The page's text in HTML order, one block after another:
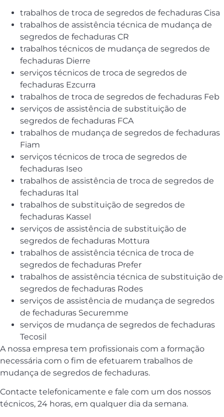
trabalhos de troca de segredos de fechaduras Cisa
trabalhos de assistência técnica de mudança de
segredos de fechaduras CR
trabalhos técnicos de mudança de segredos de
fechaduras Dierre
serviços técnicos de troca de segredos de
fechaduras Ezcurra
trabalhos de troca de segredos de fechaduras Feb
serviços de assistência de substituição de
segredos de fechaduras FCA
trabalhos de mudança de segredos de fechaduras
Fiam
serviços técnicos de troca de segredos de
fechaduras Iseo
trabalhos de assistência de troca de segredos de
fechaduras Ital
trabalhos de substituição de segredos de
fechaduras Kassel
serviços de assistência de substituição de
segredos de fechaduras Mottura
trabalhos de assistência técnica de troca de
segredos de fechaduras Prefer
trabalhos de assistência técnica de substituição de
segredos de fechaduras Rodes
serviços de assistência de mudança de segredos
de fechaduras Securemme
serviços de mudança de segredos de fechaduras
Tecosil
A nossa empresa tem profissionais com a formação
necessária com o fim de efetuarem trabalhos de
mudança de segredos de fechaduras.
Contacte telefonicamente e fale com um dos nossos
técnicos, 24 horas, em qualquer dia da semana.